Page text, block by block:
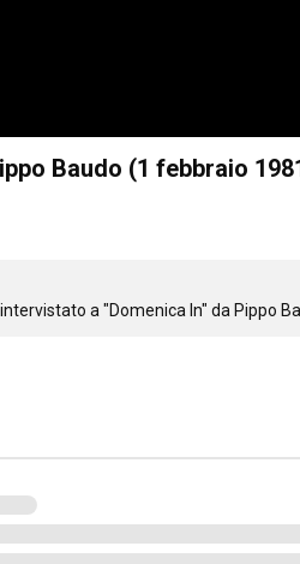
Baudo (1 febbraio
a "Domenica In" da Pippo